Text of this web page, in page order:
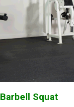
Barbell Squat